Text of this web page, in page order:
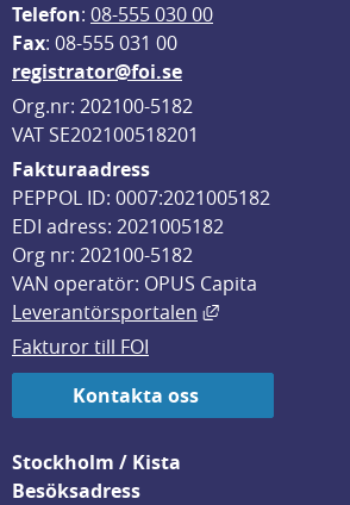
Telefon: 08-555 030 00
Fax: 08-555 031 00
registrator@foi.se
Org.nr: 202100-5182
VAT SE202100518201
Fakturaadress
PEPPOL ID: 0007:2021005182
EDI adress: 2021005182
Org nr: 202100-5182
VAN operatör: OPUS Capita
Leverantörsportalen
Länk till
Fakturor till FOI
Kontakta oss
Stockholm / Kista
Besöksadress